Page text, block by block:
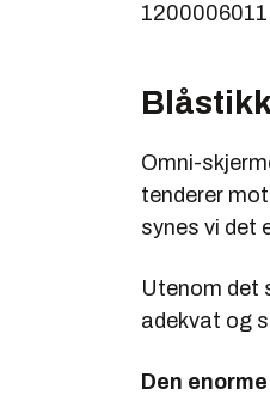
Omni-
tenderer
synes vi det
Utenom det
adekvat og
Den